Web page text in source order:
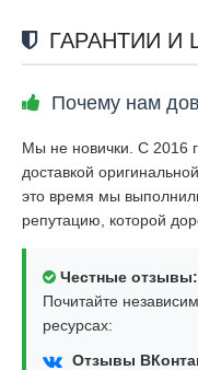
ГАРАНТИИ И
Почему нам
Мы не новички. С 2016
доставкой
это время мы
репутацию, которой
Честные отзывы:
Почитайте
ресурсах:
Отзывы